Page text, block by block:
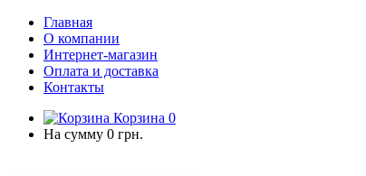
Главная
О компании
Интернет-магазин
Оплата и доставка
Контакты
Корзина 0
На сумму 0 грн.